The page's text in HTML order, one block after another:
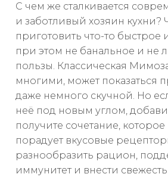
С чем же сталкивается
и заботливый хозяин кухни?
приготовить что-то быстрое
при этом не банальное и не
пользы. Классическая
многими, может показаться
даже немного скучной. Но
неё под новым углом,
получите сочетание, которое
порадует вкусовые
разнообразить рацион,
иммунитет и внести